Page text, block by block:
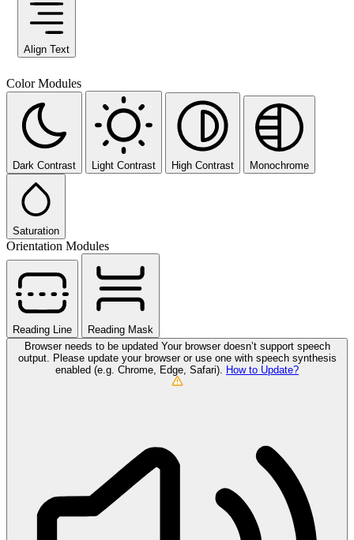
Align Text
Color Modules
Dark Contrast Light Contrast High Contrast Monochrome
Saturation
Orientation Modules
Reading Line
Reading Mask
Browser needs to be updated Your browser doesn’t support speech
output. Please update your browser or use one with speech synthesis
enabled (e.g. Chrome, Edge, Safari). How to Update?